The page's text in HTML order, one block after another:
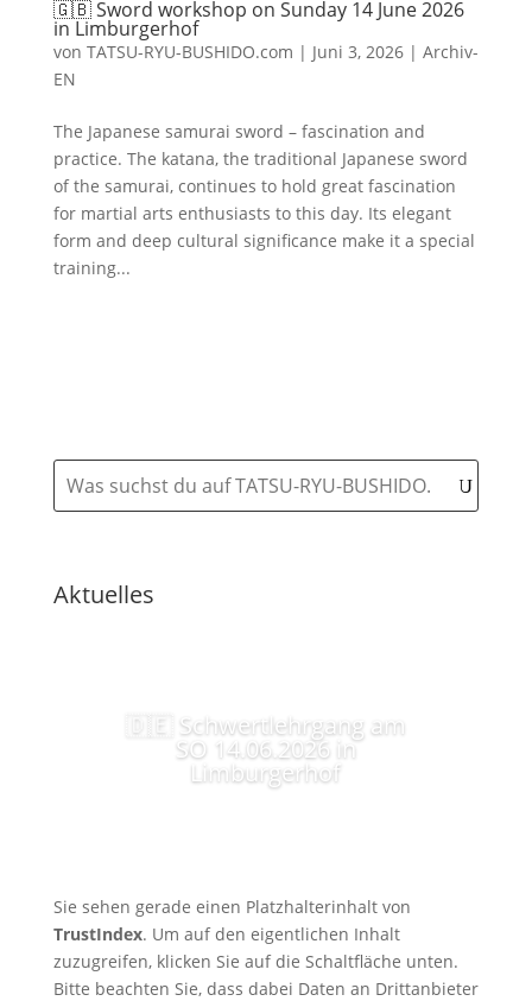
🇬🇧 Sword workshop on Sunday 14 June 2026
in Limburgerhof
von TATSU-RYU-BUSHIDO.com | Juni 3, 2026| Archiv-
EN
The Japanese samurai sword – fascination and
practice. The katana, the traditional Japanese sword
of the samurai, continues to hold great fascination
for martial arts enthusiasts to this day. Its elegant
form and deep cultural significance make it a special
training...
Aktuelles
🇩🇪 Schwertlehrgang am
SO 14.06.2026 in
Limburgerhof
Sie sehen gerade einen Platzhalterinhalt von
TrustIndex. Um auf den eigentlichen Inhalt
zuzugreifen, klicken Sie auf die Schaltfläche unten.
Bitte beachten Sie, dass dabei Daten an Drittanbieter